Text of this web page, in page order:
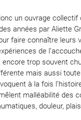
un ouvrage collectif
années par Aliette
faire connaître leurs
de
trop souvent
mais aussi
à la fois
malléabilité des
douleur,